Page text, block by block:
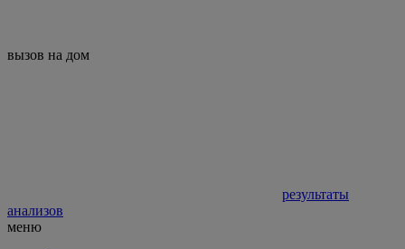
вызов на дом
результаты
анализов
меню